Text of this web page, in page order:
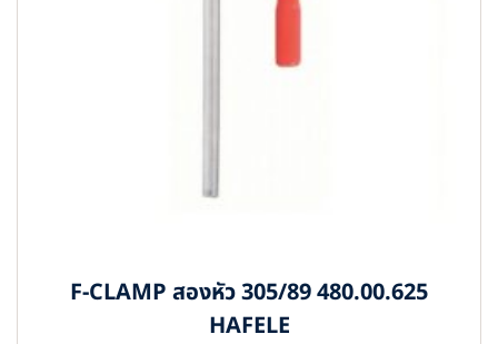
F-CLAMP สองหัว 305/89 480.00.625
HAFELE